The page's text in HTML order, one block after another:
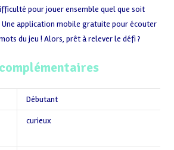
pour jouer ensemble quel que soit
Une application mobile gratuite pour écouter
du jeu ! Alors, prêt à relever le défi ?
Débutant
curieux